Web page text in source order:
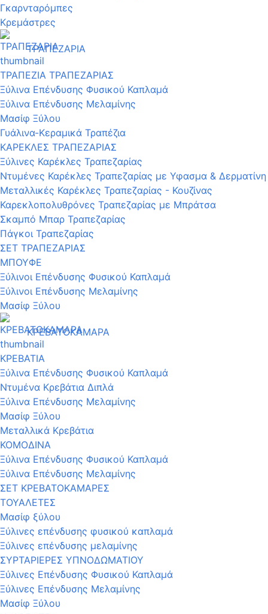
Γκαρνταρόμπες
Κρεμάστρες
ΤΡΑΠΕΖΑΡΙΑ
ΤΡΑΠΕΖΙΑ ΤΡΑΠΕΖΑΡΙΑΣ
Ξύλινα Επένδυσης Φυσικού Καπλαμά
Ξύλινα Επένδυσης Μελαμίνης
Μασίφ Ξύλου
Γυάλινα-Κεραμικά Τραπέζια
ΚΑΡΕΚΛΕΣ ΤΡΑΠΕΖΑΡΙΑΣ
Ξύλινες Καρέκλες Τραπεζαρίας
Ντυμένες Καρέκλες Τραπεζαρίας με Υφασμα & Δερματίνη
Μεταλλικές Καρέκλες Τραπεζαρίας - Κουζίνας
Καρεκλοπολυθρόνες Τραπεζαρίας με Μπράτσα
Σκαμπό Μπαρ Τραπεζαρίας
Πάγκοι Τραπεζαρίας
ΣΕΤ ΤΡΑΠΕΖΑΡΙΑΣ
ΜΠΟΥΦΕ
Ξύλινοι Επένδυσης Φυσικού Καπλαμά
Ξύλινοι Επένδυσης Μελαμίνης
Μασίφ Ξύλου
ΚΡΕΒΑΤΟΚΑΜΑΡΑ
ΚΡΕΒΑΤΙΑ
Ξύλινα Επένδυσης Φυσικού Καπλαμά
Ντυμένα Κρεβάτια Διπλά
Ξύλινα Επένδυσης Μελαμίνης
Μασίφ Ξύλου
Μεταλλικά Κρεβάτια
ΚΟΜΟΔΙΝΑ
Ξύλινα Επένδυσης Φυσικού Καπλαμά
Ξύλινα Επένδυσης Μελαμίνης
ΣΕΤ ΚΡΕΒΑΤΟΚΑΜΑΡΕΣ
ΤΟΥΑΛΕΤΕΣ
Μασίφ ξύλου
Ξύλινες επένδυσης φυσικού καπλαμά
Ξύλινες επένδυσης μελαμίνης
ΣΥΡΤΑΡΙΕΡΕΣ ΥΠΝΟΔΩΜΑΤΙΟΥ
Ξύλινες Επένδυσης Φυσικού Καπλαμά
Ξύλινες Επένδυσης Μελαμίνης
Μασίφ Ξύλου